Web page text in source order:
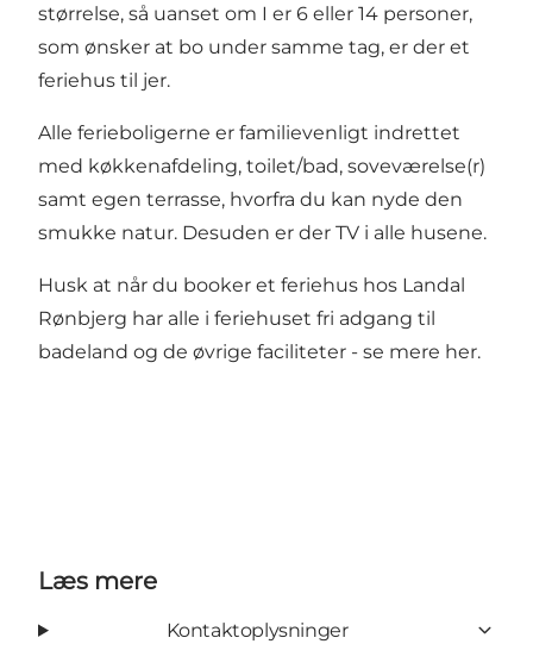
størrelse, så uanset om I er 6 eller 14 personer,
som ønsker at bo under samme tag, er der et
feriehus til jer.
Alle ferieboligerne er familievenligt indrettet
med køkkenafdeling, toilet/bad, soveværelse(r)
samt egen terrasse, hvorfra du kan nyde den
smukke natur. Desuden er der TV i alle husene.
Husk at når du booker et feriehus hos Landal
Rønbjerg har alle i feriehuset fri adgang til
badeland og de øvrige faciliteter - se mere her.
Læs mere
Kontaktoplysninger